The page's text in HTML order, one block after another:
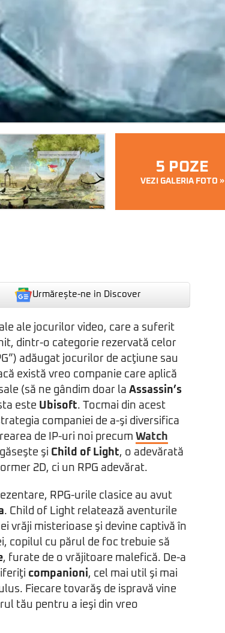
5 POZE
VEZI GALERIA FOTO »
Urmărește-ne in Discover
ale jocurilor video, care a suferit
dintr-o categorie rezervată celor
adăugat jocurilor de acţiune sau
există vreo companie care aplică
(să ne gândim doar la Assassin’s
este Ubisoft. Tocmai din acest
companiei de a-şi diversifica
de IP-uri noi precum Watch
şi Child of Light, o adevărată
2D, ci un RPG adevărat.
RPG-urile clasice au avut
. Child of Light relatează aventurile
vrăji misterioase şi devine captivă în
copilul cu părul de foc trebuie să
, furate de o vrăjitoare malefică. De-a
companioni, cel mai util şi mai
Fiecare tovarăş de ispravă vine
tău pentru a ieşi din vreo